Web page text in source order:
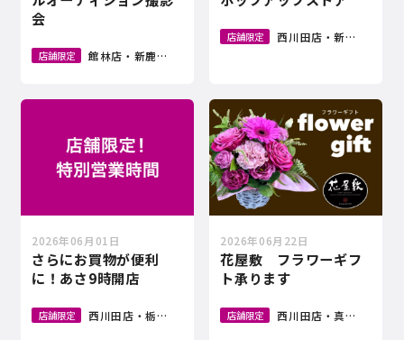
会
店舗限定 館林店・新鹿沼店・龍ケ崎店
店舗限定 西川田店・新鹿沼店
2026年06月01日
さらにお買物が便利
に！あさ9時開店
店舗限定 西川田店・栃木店・真岡店・若草店・会津若松店・白河店・
2026年06月22日
花屋敷 フラワーギフ
ト承ります
店舗限定 西川田店・真岡店・小